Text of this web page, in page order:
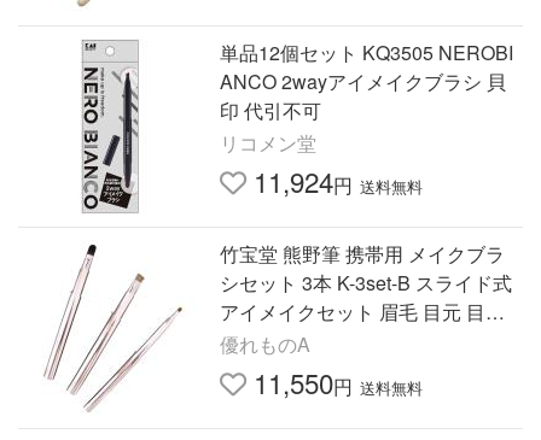
単品12個セット KQ3505 NEROBI
ANCO 2wayアイメイクブラシ 貝
印 代引不可
リコメン堂
11,924円 送料無料
竹宝堂 熊野筆 携帯用 メイクブラ
シセット 3本 K-3set-B スライド式
アイメイクセット 眉毛 目元 目尻
旅行 外出 持ち運び 高級 化粧筆 C
HIKUHODO KUMANOFUDE
優れものA
11,550円 送料無料